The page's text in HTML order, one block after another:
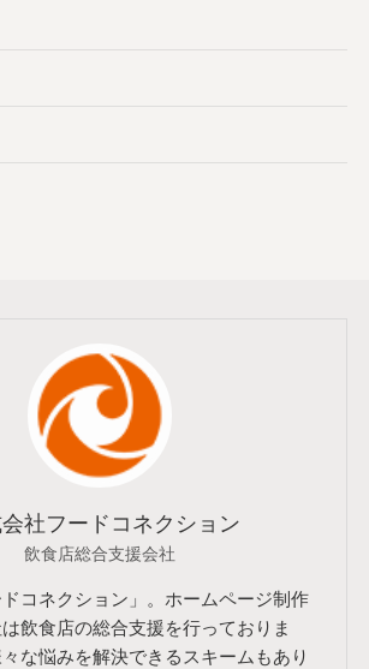
社フードコネクション
飲食店総合支援会社
ドコネクション」。ホームページ制作
飲食店の総合支援を行っておりま
な悩みを解決できるスキームもあり